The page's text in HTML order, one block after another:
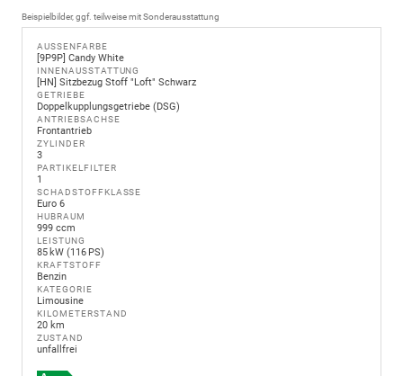
Beispielbilder, ggf. teilweise mit Sonderausstattung
AUSSENFARBE
[9P9P] Candy White
INNENAUSSTATTUNG
[HN] Sitzbezug Stoff "Loft" Schwarz
GETRIEBE
Doppelkupplungsgetriebe (DSG)
ANTRIEBSACHSE
Frontantrieb
ZYLINDER
3
PARTIKELFILTER
1
SCHADSTOFFKLASSE
Euro 6
HUBRAUM
999 ccm
LEISTUNG
85 kW (116 PS)
KRAFTSTOFF
Benzin
KATEGORIE
Limousine
KILOMETERSTAND
20 km
ZUSTAND
unfallfrei